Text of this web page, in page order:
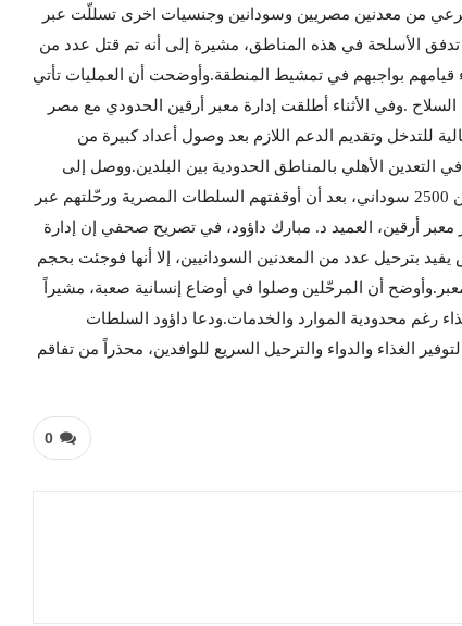
من معدنين مصريين وسودانين وجنسيات اخرى تسللّت عبر
الأسلحة في هذه المناطق، مشيرة إلى أنه تم قتل عدد من
قيامهم بواجبهم في تمشيط المنطقة.وأوضحت أن العمليات تأتي
.وفي الأثناء أطلقت إدارة معبر أرقين الحدودي مع مصر
للتدخل وتقديم الدعم اللازم بعد وصول أعداد كبيرة من
التعدين الأهلي بالمناطق الحدودية بين البلدين.ووصل إلى
المعبر فجر الجمعة 26 بصا قادمة من مصر تقل أكثر من 2500 سوداني، بعد أن أوقفتهم السلطات المصرية ورحّلتهم عبر
أرقين، العميد د. مبارك داؤود، في تصريح صحفي إن إدارة
بترحيل عدد من المعدنين السودانيين، إلا أنها فوجئت بحجم
أن المرحّلين وصلوا في أوضاع إنسانية صعبة، مشيراً
رغم محدودية الموارد والخدمات.ودعا داؤود السلطات
الغذاء والدواء والترحيل السريع للوافدين، محذراً من تفاقم
0